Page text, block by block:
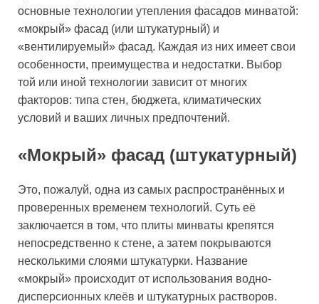
основные технологии утепления фасадов минватой:
«мокрый» фасад (или штукатурный) и
«вентилируемый» фасад. Каждая из них имеет свои
особенности, преимущества и недостатки. Выбор
той или иной технологии зависит от многих
факторов: типа стен, бюджета, климатических
условий и ваших личных предпочтений.
«Мокрый» фасад (штукатурный)
Это, пожалуй, одна из самых распространённых и
проверенных временем технологий. Суть её
заключается в том, что плиты минваты крепятся
непосредственно к стене, а затем покрываются
несколькими слоями штукатурки. Название
«мокрый» происходит от использования водно-
дисперсионных клеёв и штукатурных растворов.